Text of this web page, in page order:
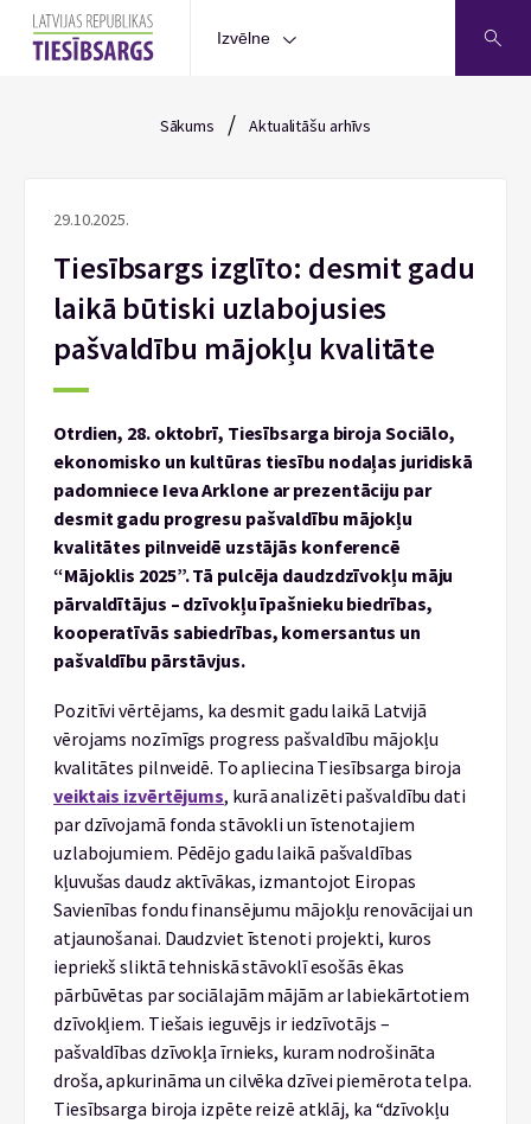
Izvēlne
Sākums / Aktualitāšu arhīvs
29.10.2025.
Tiesībsargs izglīto: desmit gadu
laikā būtiski uzlabojusies
pašvaldību mājokļu kvalitāte
Otrdien, 28. oktobrī, Tiesībsarga biroja Sociālo,
ekonomisko un kultūras tiesību nodaļas juridiskā
padomniece Ieva Arklone ar prezentāciju par
desmit gadu progresu pašvaldību mājokļu
kvalitātes pilnveidē uzstājās konferencē
“Mājoklis 2025”. Tā pulcēja daudzdzīvokļu māju
pārvaldītājus – dzīvokļu īpašnieku biedrības,
kooperatīvās sabiedrības, komersantus un
pašvaldību pārstāvjus.
Pozitīvi vērtējams, ka desmit gadu laikā Latvijā
vērojams nozīmīgs progress pašvaldību mājokļu
kvalitātes pilnveidē. To apliecina Tiesībsarga biroja
veiktais izvērtējums, kurā analizēti pašvaldību dati
par dzīvojamā fonda stāvokli un īstenotajiem
uzlabojumiem. Pēdējo gadu laikā pašvaldības
kļuvušas daudz aktīvākas, izmantojot Eiropas
Savienības fondu finansējumu mājokļu renovācijai un
atjaunošanai. Daudzviet īstenoti projekti, kuros
iepriekš sliktā tehniskā stāvoklī esošās ēkas
pārbūvētas par sociālajām mājām ar labiekārtotiem
dzīvokļiem. Tiešais ieguvējs ir iedzīvotājs –
pašvaldības dzīvokļa īrnieks, kuram nodrošināta
droša, apkurināma un cilvēka dzīvei piemērota telpa.
Tiesībsarga biroja izpēte reizē atklāj, ka “dzīvokļu